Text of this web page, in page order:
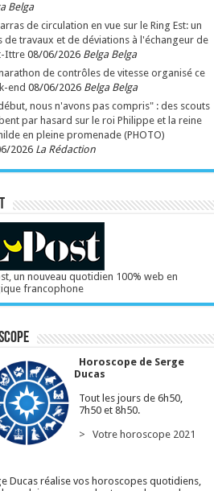
Belga
de circulation en vue sur le Ring Est: un
de travaux et de déviations à l'échangeur de
Ittre 08/06/2026 Belga Belga
de contrôles de vitesse organisé ce
end 08/06/2026 Belga Belga
nous n'avons pas compris" : des scouts
par hasard sur le roi Philippe et la reine
en pleine promenade (PHOTO)
2026 La Rédaction
un nouveau quotidien 100% web en
francophone
Horoscope de Serge
Ducas
Tout les jours de 6h50,
7h50 et 8h50.
> Votre horoscope 2021
Ducas réalise vos horoscopes quotidiens,